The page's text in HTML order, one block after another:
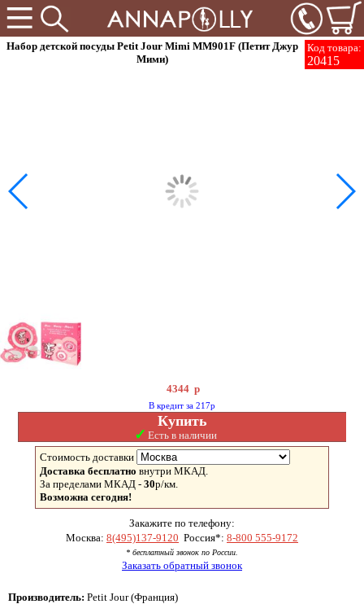
Код товара:
20415
Набор детской посуды Petit Jour Mimi MM901F (Петит Джур
Мими)
4344 р
В кредит за 217р
Купить
✓ Есть в наличии
Стоимость доставки
Доставка бесплатно внутри МКАД.
За пределами МКАД - 30р/км.
Возможна сегодня!
Закажите по телефону:
Москва: 8(495)137-9120 Россия*: 8-800 555-9172
* бесплатный звонок по России.
Заказать обратный звонок
Производитель: Petit Jour (Франция)